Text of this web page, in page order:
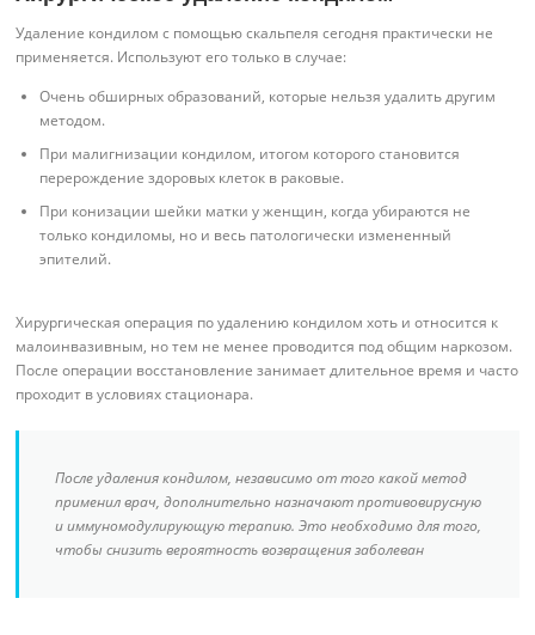
Удаление кондилом с помощью скальпеля сегодня практически не
применяется. Используют его только в случае:
Очень обширных образований, которые нельзя удалить другим
методом.
При малигнизации кондилом, итогом которого становится
перерождение здоровых клеток в раковые.
При конизации шейки матки у женщин, когда убираются не
только кондиломы, но и весь патологически измененный
эпителий.
Хирургическая операция по удалению кондилом хоть и относится к
малоинвазивным, но тем не менее проводится под общим наркозом.
После операции восстановление занимает длительное время и часто
проходит в условиях стационара.
После удаления кондилом, независимо от того какой метод
применил врач, дополнительно назначают противовирусную
и иммуномодулирующую терапию. Это необходимо для того,
чтобы снизить вероятность возвращения заболеван